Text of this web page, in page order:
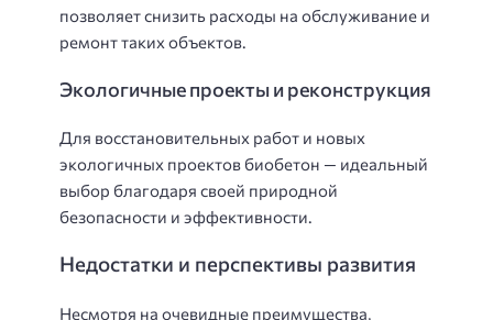
позволяет снизить расходы на обслуживание и
ремонт таких объектов.
Экологичные проекты и реконструкция
Для восстановительных работ и новых
экологичных проектов биобетон — идеальный
выбор благодаря своей природной
безопасности и эффективности.
Недостатки и перспективы развития
Несмотря на очевидные преимущества,